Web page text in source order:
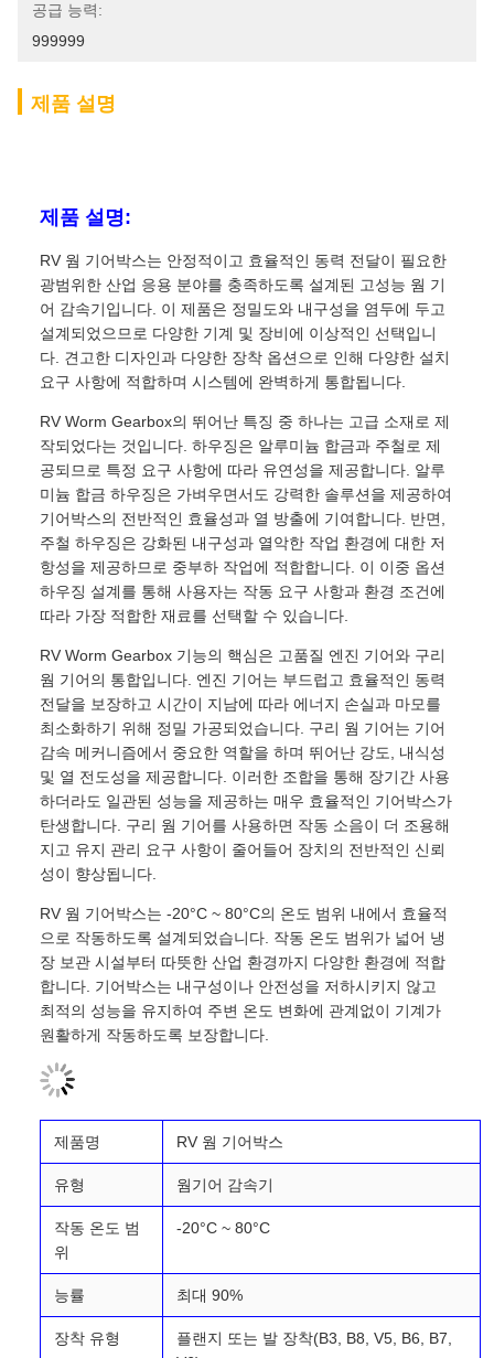
공급 능력:
999999
제품 설명
제품 설명:
RV 웜 기어박스는 안정적이고 효율적인 동력 전달이 필요한
광범위한 산업 응용 분야를 충족하도록 설계된 고성능 웜 기
어 감속기입니다. 이 제품은 정밀도와 내구성을 염두에 두고
설계되었으므로 다양한 기계 및 장비에 이상적인 선택입니
다. 견고한 디자인과 다양한 장착 옵션으로 인해 다양한 설치
요구 사항에 적합하며 시스템에 완벽하게 통합됩니다.
RV Worm Gearbox의 뛰어난 특징 중 하나는 고급 소재로 제
작되었다는 것입니다. 하우징은 알루미늄 합금과 주철로 제
공되므로 특정 요구 사항에 따라 유연성을 제공합니다. 알루
미늄 합금 하우징은 가벼우면서도 강력한 솔루션을 제공하여
기어박스의 전반적인 효율성과 열 방출에 기여합니다. 반면,
주철 하우징은 강화된 내구성과 열악한 작업 환경에 대한 저
항성을 제공하므로 중부하 작업에 적합합니다. 이 이중 옵션
하우징 설계를 통해 사용자는 작동 요구 사항과 환경 조건에
따라 가장 적합한 재료를 선택할 수 있습니다.
RV Worm Gearbox 기능의 핵심은 고품질 엔진 기어와 구리
웜 기어의 통합입니다. 엔진 기어는 부드럽고 효율적인 동력
전달을 보장하고 시간이 지남에 따라 에너지 손실과 마모를
최소화하기 위해 정밀 가공되었습니다. 구리 웜 기어는 기어
감속 메커니즘에서 중요한 역할을 하며 뛰어난 강도, 내식성
및 열 전도성을 제공합니다. 이러한 조합을 통해 장기간 사용
하더라도 일관된 성능을 제공하는 매우 효율적인 기어박스가
탄생합니다. 구리 웜 기어를 사용하면 작동 소음이 더 조용해
지고 유지 관리 요구 사항이 줄어들어 장치의 전반적인 신뢰
성이 향상됩니다.
RV 웜 기어박스는 -20°C ~ 80°C의 온도 범위 내에서 효율적
으로 작동하도록 설계되었습니다. 작동 온도 범위가 넓어 냉
장 보관 시설부터 따뜻한 산업 환경까지 다양한 환경에 적합
합니다. 기어박스는 내구성이나 안전성을 저하시키지 않고
최적의 성능을 유지하여 주변 온도 변화에 관계없이 기계가
원활하게 작동하도록 보장합니다.
제품명 RV 웜 기어박스
유형 웜기어 감속기
작동 온도 범
위
-20°C ~ 80°C
능률 최대 90%
장착 유형
플랜지 또는 발 장착(B3, B8, V5, B6, B7,